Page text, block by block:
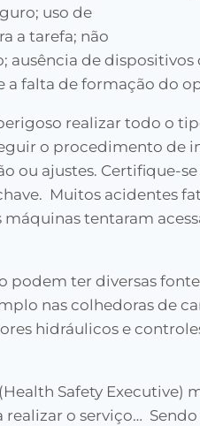
uso de
a tarefa; não
de dispositivos
a falta de formação do
realizar todo o
o procedimento de
ou ajustes. Certifique-
Muitos acidentes
tentaram
podem ter diversas
nas colhedoras de
hidráulicos e
Safety Executive)
o serviço…